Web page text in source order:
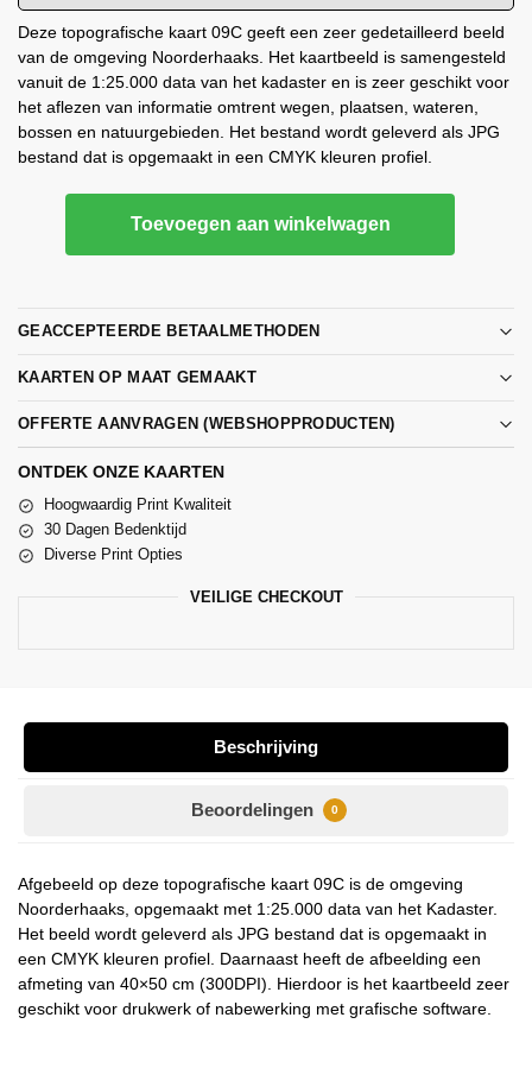
Deze topografische kaart 09C geeft een zeer gedetailleerd beeld
van de omgeving Noorderhaaks. Het kaartbeeld is samengesteld
vanuit de 1:25.000 data van het kadaster en is zeer geschikt voor
het aflezen van informatie omtrent wegen, plaatsen, wateren,
bossen en natuurgebieden. Het bestand wordt geleverd als JPG
bestand dat is opgemaakt in een CMYK kleuren profiel.
Toevoegen aan winkelwagen
GEACCEPTEERDE BETAALMETHODEN
KAARTEN OP MAAT GEMAAKT
OFFERTE AANVRAGEN (WEBSHOPPRODUCTEN)
ONTDEK ONZE KAARTEN
Hoogwaardig Print Kwaliteit
30 Dagen Bedenktijd
Diverse Print Opties
VEILIGE CHECKOUT
Beschrijving
Beoordelingen 0
Afgebeeld op deze topografische kaart 09C is de omgeving
Noorderhaaks, opgemaakt met 1:25.000 data van het Kadaster.
Het beeld wordt geleverd als JPG bestand dat is opgemaakt in
een CMYK kleuren profiel. Daarnaast heeft de afbeelding een
afmeting van 40×50 cm (300DPI). Hierdoor is het kaartbeeld zeer
geschikt voor drukwerk of nabewerking met grafische software.